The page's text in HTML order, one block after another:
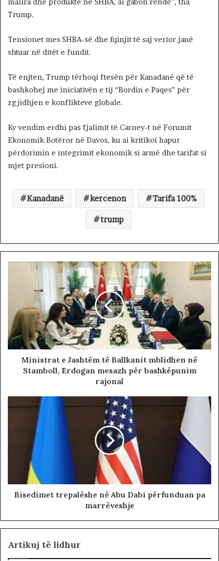
Trump.
Tensionet mes SHBA-së dhe fqinjit të saj verior janë
shtuar në ditët e fundit.
Të enjten, Trump tërhoqi ftesën për Kanadanë që të
bashkohej me iniciativën e tij “Bordin e Paqes” për
zgjidhjen e konflikteve globale.
Ky vendim erdhi pas fjalimit të Carney-t në Forumit
Ekonomik Botëror në Davos, ku ai kritikoi hapur
përdorimin e integrimit ekonomik si armë dhe tarifat si
mjet presioni.
Kanadanë kercenon Tarifa 100%
trump
Ministrat e Jashtëm të Ballkanit mblidhen në
Stamboll, Erdogan mesazh për bashkëpunim
rajonal
Bisedimet trepalëshe në Abu Dabi përfunduan pa
marrëveshje
Artikuj të lidhur